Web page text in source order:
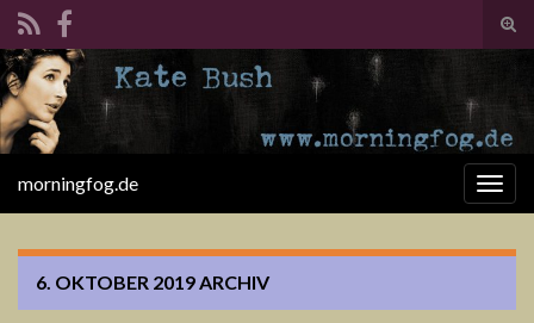
Search for:
morningfog.de
6. OKTOBER 2019ARCHIV